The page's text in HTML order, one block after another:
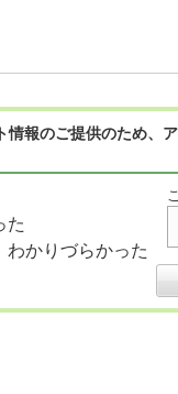
情報のご提供のため
た
わかりづらかった